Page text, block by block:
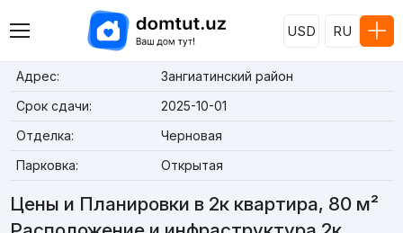
USD RU
Адрес:
Зангиатинский район
Срок сдачи:
2025-10-01
Отделка:
Черновая
Парковка:
Открытая
Цены и Планировки в 2к квартира, 80 м²